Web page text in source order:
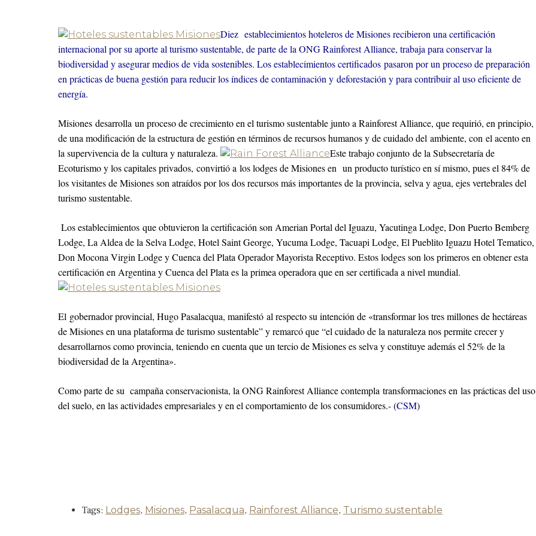
Diez establecimientos hoteleros de Misiones recibieron una certificación
internacional por su aporte al turismo sustentable, de parte de la ONG Rainforest Alliance, trabaja para conservar la
biodiversidad y asegurar medios de vida sostenibles. Los establecimientos certificados pasaron por un proceso de preparación
en prácticas de buena gestión para reducir los índices de contaminación y deforestación y para contribuir al uso eficiente de
energía.
Misiones desarrolla un proceso de crecimiento en el turismo sustentable junto a Rainforest Alliance, que requirió, en principio,
de una modificación de la estructura de gestión en términos de recursos humanos y de cuidado del ambiente, con el acento en
la supervivencia de la cultura y naturaleza.
Este trabajo conjunto de la Subsecretaría de
Ecoturismo y los capitales privados, convirtió a los lodges de Misiones en un producto turístico en sí mismo, pues el 84% de
los visitantes de Misiones son atraídos por los dos recursos más importantes de la provincia, selva y agua, ejes vertebrales del
turismo sustentable.
Los establecimientos que obtuvieron la certificación son Amerian Portal del Iguazu, Yacutinga Lodge, Don Puerto Bemberg
Lodge, La Aldea de la Selva Lodge, Hotel Saint George, Yucuma Lodge, Tacuapi Lodge, El Pueblito Iguazu Hotel Tematico,
Don Mocona Virgin Lodge y Cuenca del Plata Operador Mayorista Receptivo. Estos lodges son los primeros en obtener esta
certificación en Argentina y Cuenca del Plata es la primea operadora que en ser certificada a nivel mundial.
El gobernador provincial, Hugo Pasalacqua, manifestó al respecto su intención de «transformar los tres millones de hectáreas
de Misiones en una plataforma de turismo sustentable” y remarcó que “el cuidado de la naturaleza nos permite crecer y
desarrollarnos como provincia, teniendo en cuenta que un tercio de Misiones es selva y constituye además el 52% de la
biodiversidad de la Argentina».
Como parte de su campaña conservacionista, la ONG Rainforest Alliance contempla transformaciones en las prácticas del uso
del suelo, en las actividades empresariales y en el comportamiento de los consumidores.- (CSM)
Tags: Lodges, Misiones, Pasalacqua, Rainforest Alliance, Turismo sustentable